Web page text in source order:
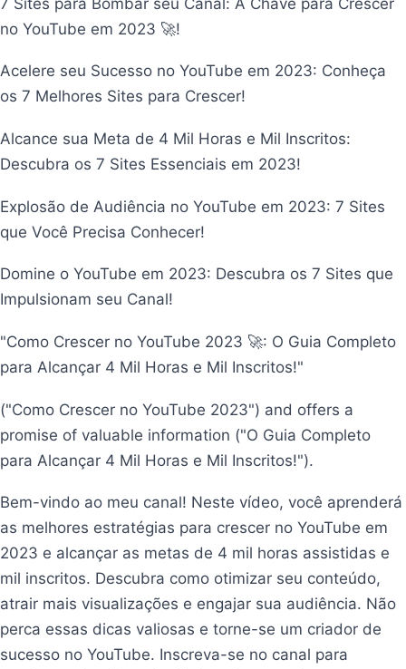
no YouTube em 2023 🚀!
Acelere seu Sucesso no YouTube em 2023: Conheça
os 7 Melhores Sites para Crescer!
Alcance sua Meta de 4 Mil Horas e Mil Inscritos:
Descubra os 7 Sites Essenciais em 2023!
Explosão de Audiência no YouTube em 2023: 7 Sites
que Você Precisa Conhecer!
Domine o YouTube em 2023: Descubra os 7 Sites que
Impulsionam seu Canal!
"Como Crescer no YouTube 2023 🚀: O Guia Completo
para Alcançar 4 Mil Horas e Mil Inscritos!"
("Como Crescer no YouTube 2023") and offers a
promise of valuable information ("O Guia Completo
para Alcançar 4 Mil Horas e Mil Inscritos!").
Bem-vindo ao meu canal! Neste vídeo, você aprenderá
as melhores estratégias para crescer no YouTube em
2023 e alcançar as metas de 4 mil horas assistidas e
mil inscritos. Descubra como otimizar seu conteúdo,
atrair mais visualizações e engajar sua audiência. Não
perca essas dicas valiosas e torne-se um criador de
sucesso no YouTube. Inscreva-se no canal para